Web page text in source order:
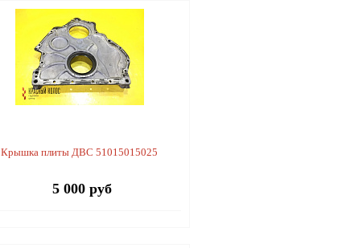
Крышка плиты ДВС 51015015025
5 000 руб